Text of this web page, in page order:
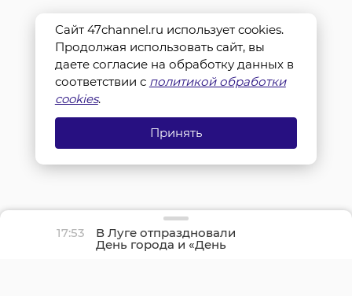
17:53 В Луге отпраздновали
День города и «День
детства»
Сайт 47channel.ru использует cookies.
Продолжая использовать сайт, вы
даете согласие на обработку данных в
соответствии с политикой обработки
cookies.
Принять